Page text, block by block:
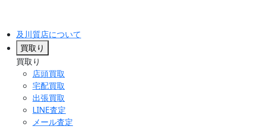
及川質店について
買取り
買取り
店頭買取
宅配買取
出張買取
LINE査定
メール査定